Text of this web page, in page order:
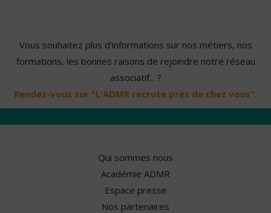
Vous souhaitez plus d'informations sur nos métiers, nos
formations, les bonnes raisons de rejoindre notre réseau
associatif... ?
Rendez-vous sur "L'ADMR recrute près de chez vous".
Qui sommes nous
Académie ADMR
Espace presse
Nos partenaires